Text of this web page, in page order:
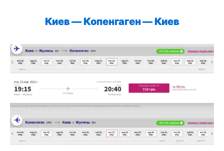
Киев — Копенгаген — Киев